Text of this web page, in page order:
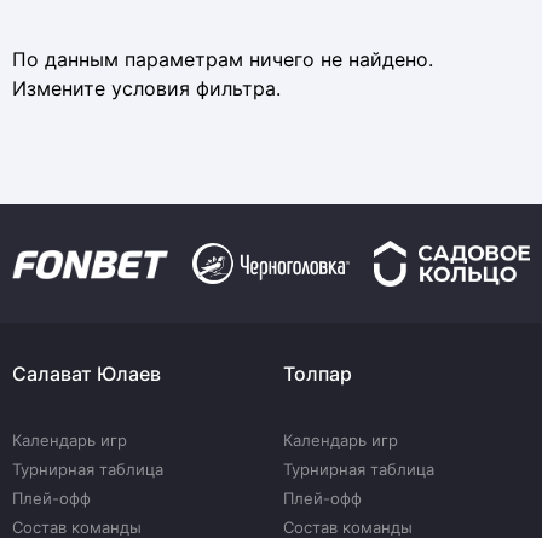
По данным параметрам ничего не найдено.
Измените условия фильтра.
Салават Юлаев
Календарь игр
Турнирная таблица
Плей-офф
Состав команды
Толпар
Календарь игр
Турнирная таблица
Плей-офф
Состав команды